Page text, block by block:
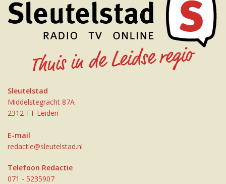
Sleutelstad
Middelstegracht 87A
2312 TT Leiden
E-mail
redactie@sleutelstad.nl
Telefoon Redactie
071 - 5235907